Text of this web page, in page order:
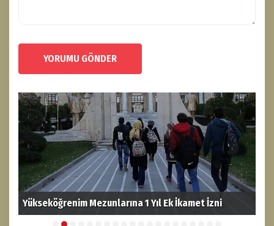
YORUMU GÖNDER
Yükseköğrenim Mezunlarına 1 Yıl Ek İkamet İzni